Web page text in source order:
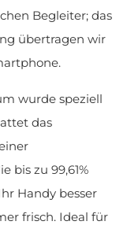
Begleiter; das
übertragen wir
wurde speziell
das
bis zu 99,61%
Handy besser
frisch. Ideal für